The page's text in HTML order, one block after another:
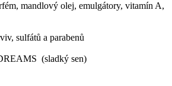
mandlový olej, emulgátory, vitamín A,
sulfátů a parabenů
(sladký sen)